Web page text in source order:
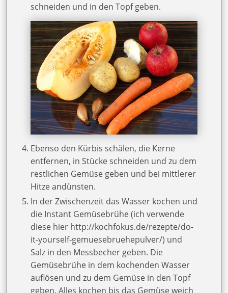
schneiden und in den Topf geben.
Ebenso den Kürbis schälen, die Kerne
entfernen, in Stücke schneiden und zu dem
restlichen Gemüse geben und bei mittlerer
Hitze andünsten.
In der Zwischenzeit das Wasser kochen und
die Instant Gemüsebrühe (ich verwende
diese hier http://kochfokus.de/rezepte/do-
it-yourself-gemuesebruehepulver/) und
Salz in den Messbecher geben. Die
Gemüsebrühe in dem kochenden Wasser
auflösen und zu dem Gemüse in den Topf
geben. Alles kochen bis das Gemüse weich